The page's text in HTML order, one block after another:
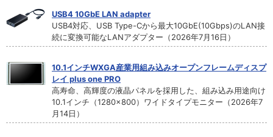
USB4 10GbE LAN adapter
USB4対応、USB Type-Cから最大10GbE(10Gbps)のLAN接
続に変換可能なLANアダプター（2026年7月16日）
10.1インチWXGA産業用組み込みオープンフレームディスプ
レイ plus one PRO
高寿命、高輝度の液晶パネルを採用した、組み込み用途向け
10.1インチ（1280×800）ワイドタイプモニター（2026年7
月14日）